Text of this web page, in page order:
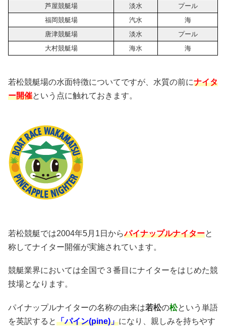
芦屋競艇場
淡水
プール
福岡競艇場
汽水
海
唐津競艇場
淡水
プール
大村競艇場
海水 海
若松競艇場の水面特徴についてですが、水質の前にナイタ
ー開催という点に触れておきます。
若松競艇では2004年5月1日からパイナップルナイターと
称してナイター開催が実施されています。
競艇業界においては全国で３番目にナイターをはじめた競
技場となります。
パイナップルナイターの名称の由来は若松の松という単語
を英訳すると「パイン(pine)」になり、親しみを持ちやす